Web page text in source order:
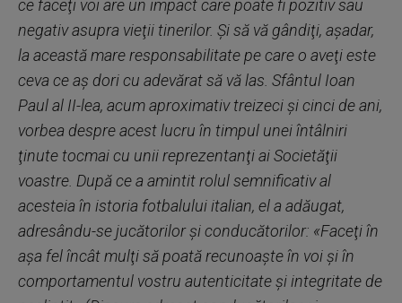
ce faceţi voi are un impact care poate fi pozitiv sau
negativ asupra vieţii tinerilor. Şi să vă gândiţi, aşadar,
la această mare responsabilitate pe care o aveţi este
ceva ce aş dori cu adevărat să vă las. Sfântul Ioan
Paul al II-lea, acum aproximativ treizeci şi cinci de ani,
vorbea despre acest lucru în timpul unei întâlniri
ţinute tocmai cu unii reprezentanţi ai Societăţii
voastre. După ce a amintit rolul semnificativ al
acesteia în istoria fotbalului italian, el a adăugat,
adresându-se jucătorilor şi conducătorilor: «Faceţi în
aşa fel încât mulţi să poată recunoaşte în voi şi în
comportamentul vostru autenticitate şi integritate de